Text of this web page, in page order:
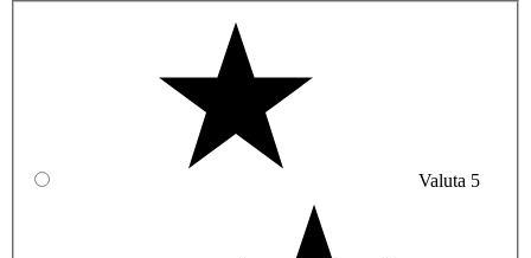
Valuta 5